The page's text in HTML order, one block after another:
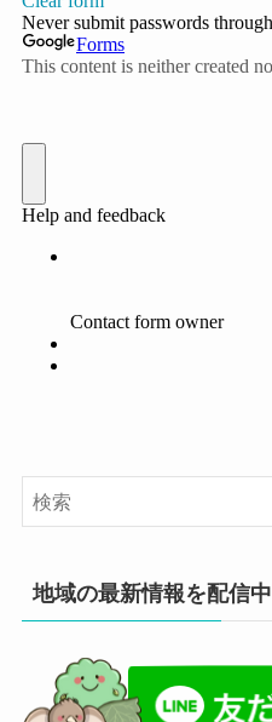
地域の最新情報を配信中